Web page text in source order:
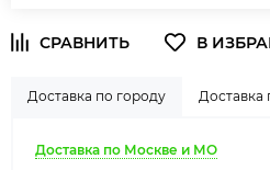
Доставка по городу
Доставка по Москве и МО